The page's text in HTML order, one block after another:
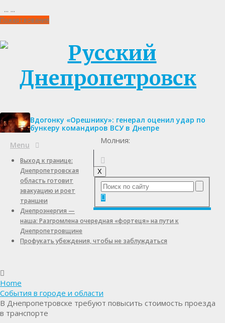
... ...
Пожертвования
Вдогонку «Орешнику»: генерал оценил удар по
бункеру командиров ВСУ в Днепре
Menu
X
Молния:
Выход к границе:
Днепропетровская
область готовит
эвакуацию и роет
траншеи
Днепроэнергия —
наша: Разгромлена очередная «фортеця» на пути к
Днепропетровщине
Профукать убеждения, чтобы не заблуждаться
Home
События в городе и области
В Днепропетровске требуют повысить стоимость проезда
в транспорте